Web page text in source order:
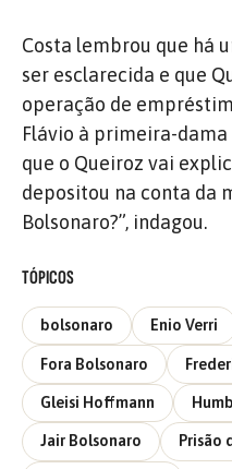
Costa lembrou que há
ser esclarecida e que
operação de
Flávio à primeira-dama
que o Queiroz vai
depositou na conta da
Bolsonaro?”, indagou.
TÓPICOS
bolsonaro Enio Verri
Fora Bolsonaro
Gleisi Hoffmann
Jair Bolsonaro Prisão